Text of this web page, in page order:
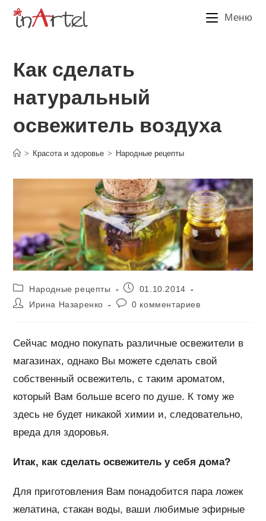
Перейти
Меню
Как сделать
натуральный
освежитель воздуха
> Красота и здоровье > Народные рецепты
Рубрика
записи:
Народные рецепты
Запись
опубликована:
01.10.2014
АвторИрина Назаренко
Комментарии
0 комментариев
Сейчас модно покупать различные освежители в
магазинах, однако Вы можете сделать свой
собственный освежитель, с таким ароматом,
который Вам больше всего по душе. К тому же
здесь не будет никакой химии и, следовательно,
вреда для здоровья.
Итак, как сделать освежитель у себя дома?
Для приготовления Вам понадобится пара ложек
желатина, стакан воды, ваши любимые эфирные